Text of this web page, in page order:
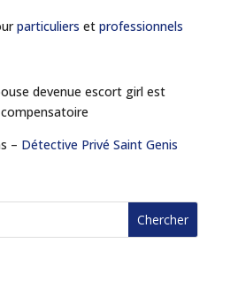
particuliers et professionnels
devenue escort girl est
– Détective Privé Saint Genis